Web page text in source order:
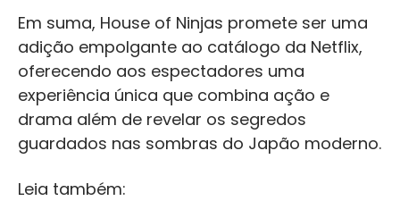
Em suma, House of Ninjas promete ser uma
adição empolgante ao catálogo da Netflix,
oferecendo aos espectadores uma
experiência única que combina ação e
drama além de revelar os segredos
guardados nas sombras do Japão moderno.
Leia também: